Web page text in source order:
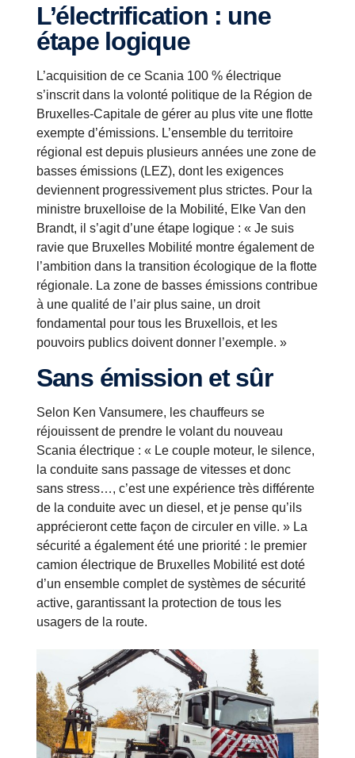
L’électrification : une
étape logique
L’acquisition de ce Scania 100 % électrique
s’inscrit dans la volonté politique de la Région de
Bruxelles-Capitale de gérer au plus vite une flotte
exempte d’émissions. L’ensemble du territoire
régional est depuis plusieurs années une zone de
basses émissions (LEZ), dont les exigences
deviennent progressivement plus strictes. Pour la
ministre bruxelloise de la Mobilité, Elke Van den
Brandt, il s’agit d’une étape logique : « Je suis
ravie que Bruxelles Mobilité montre également de
l’ambition dans la transition écologique de la flotte
régionale. La zone de basses émissions contribue
à une qualité de l’air plus saine, un droit
fondamental pour tous les Bruxellois, et les
pouvoirs publics doivent donner l’exemple. »
Sans émission et sûr
Selon Ken Vansumere, les chauffeurs se
réjouissent de prendre le volant du nouveau
Scania électrique : « Le couple moteur, le silence,
la conduite sans passage de vitesses et donc
sans stress…, c’est une expérience très différente
de la conduite avec un diesel, et je pense qu’ils
apprécieront cette façon de circuler en ville. » La
sécurité a également été une priorité : le premier
camion électrique de Bruxelles Mobilité est doté
d’un ensemble complet de systèmes de sécurité
active, garantissant la protection de tous les
usagers de la route.